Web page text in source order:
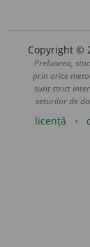
Copyright ©
Preluarea,
prin orice
sunt strict
seturilor de
licență